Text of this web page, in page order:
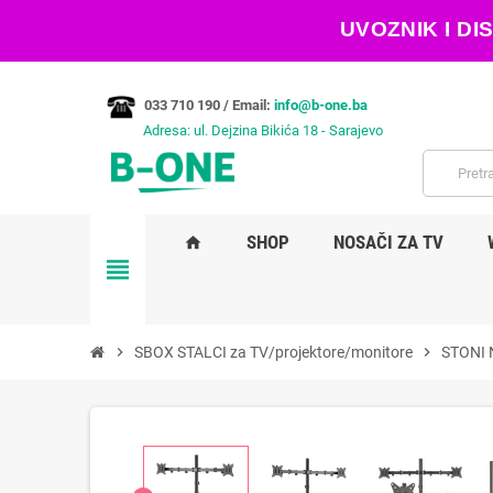
UVOZNIK I
033 710 190 / Email: info@b-one.ba
Adresa: ul. Dejzina Bikića 18 - Sarajevo
view_headline
home SHOP NOSAČI ZA TV
chevron_right SBOX STALCI za TV/projektore/monitore chevron_right STONI